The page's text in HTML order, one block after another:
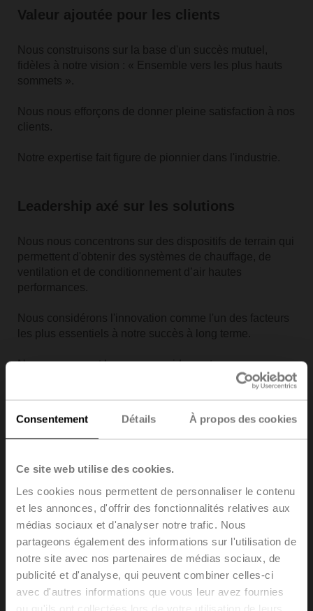
Consentement Détails À propos des cookies
Ce site web utilise des cookies.
Les cookies nous permettent de personnaliser le contenu
et les annonces, d'offrir des fonctionnalités relatives aux
médias sociaux et d'analyser notre trafic. Nous
partageons également des informations sur l'utilisation de
notre site avec nos partenaires de médias sociaux, de
publicité et d'analyse, qui peuvent combiner celles-ci
avec d'autres informations que vous leur avez fournies
Valeur ajoutée pour les clients
Nous construisons sur la base d'un succès mutuel,
fidèles à notre vision : « Ensemble vers les plus hauts
sommets ».
Nous nous efforçons de donner pleine satisfaction à nos
clients.
Notre expertise fait figure de pionnier dans l'industrie.
Leadership axé sur les solutions
Nous nous concentrons sur des dispositifs de terrain qui
permettent d'obtenir des systèmes de chauffage, de
ventilation et de conditionnement d’air hautes
performances.
Nous considérons l'innovation comme l'un des facteurs
les plus essentiels à notre succès à long terme.
Nous pensons et bougeons rapidement.
Excellence opérationnelle
l'entreprise et a la priorité sur le respect des délais et les
Nous nous concentrons sur des compétences qui
apportent de la valeur à nos clients.
Nous améliorons continuellement nos processus
opérationnels et utilisons les économies d'échelle.
Culture de crédibilité